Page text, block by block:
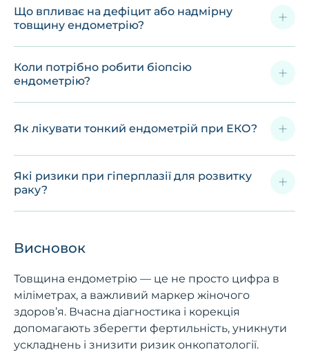
Що впливає на дефіцит або надмірну
товщину ендометрію?
Коли потрібно робити біопсію
ендометрію?
Як лікувати тонкий ендометрій при ЕКО?
Які ризики при гіперплазії для розвитку
раку?
Висновок
Товщина ендометрію — це не просто цифра в
міліметрах, а важливий маркер жіночого
здоров’я. Вчасна діагностика і корекція
допомагають зберегти фертильність, уникнути
ускладнень і знизити ризик онкопатології.